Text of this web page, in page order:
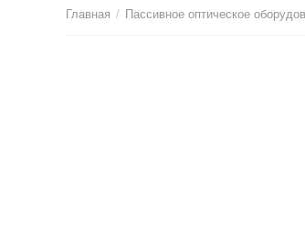
Главная / Пассивное оптическое